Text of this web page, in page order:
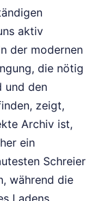
aktiv
der modernen
die nötig
und den
zeigt,
Archiv ist,
ein
Schreier
während die